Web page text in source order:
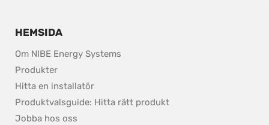
HEMSIDA
Om NIBE Energy Systems
Produkter
Hitta en installatör
Produktvalsguide: Hitta rätt produkt
Jobba hos oss